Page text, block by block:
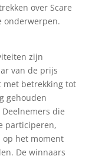
over Scare
onderwerpen.
zijn
van de prijs
met betrekking tot
gehouden
die
participeren,
het moment
De winnaars